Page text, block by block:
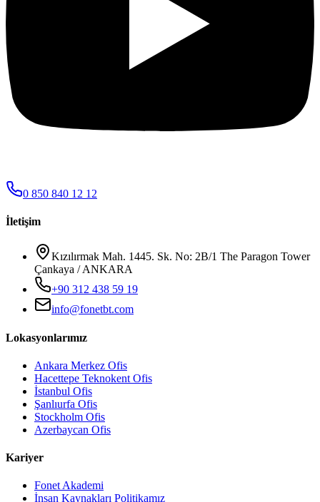
0 850 840 12 12
İletişim
Kızılırmak Mah. 1445. Sk. No: 2B/1 The Paragon Tower
Çankaya / ANKARA
+90 312 438 59 19
info@fonetbt.com
Lokasyonlarımız
Ankara Merkez Ofis
Hacettepe Teknokent Ofis
İstanbul Ofis
Şanlıurfa Ofis
Stockholm Ofis
Azerbaycan Ofis
Kariyer
Fonet Akademi
İnsan Kaynakları Politikamız